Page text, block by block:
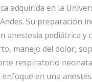
adquirida en la
Su preparación
anestesia pediátrica y
manejo del dolor,
respiratorio
en una